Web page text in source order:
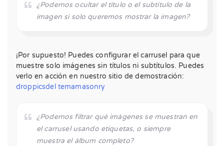
¿Podemos ocultar el título o el subtítulo de la
imagen si solo queremos mostrar la imagen?
¡Por supuesto! Puedes configurar el carrusel para que
muestre solo imágenes sin títulos ni subtítulos. Puedes
verlo en acción en nuestro sitio de demostración:
droppicsdel temamasonry
¿Podemos filtrar qué imágenes se muestran en
el carrusel usando etiquetas, o siempre
muestra el álbum completo?